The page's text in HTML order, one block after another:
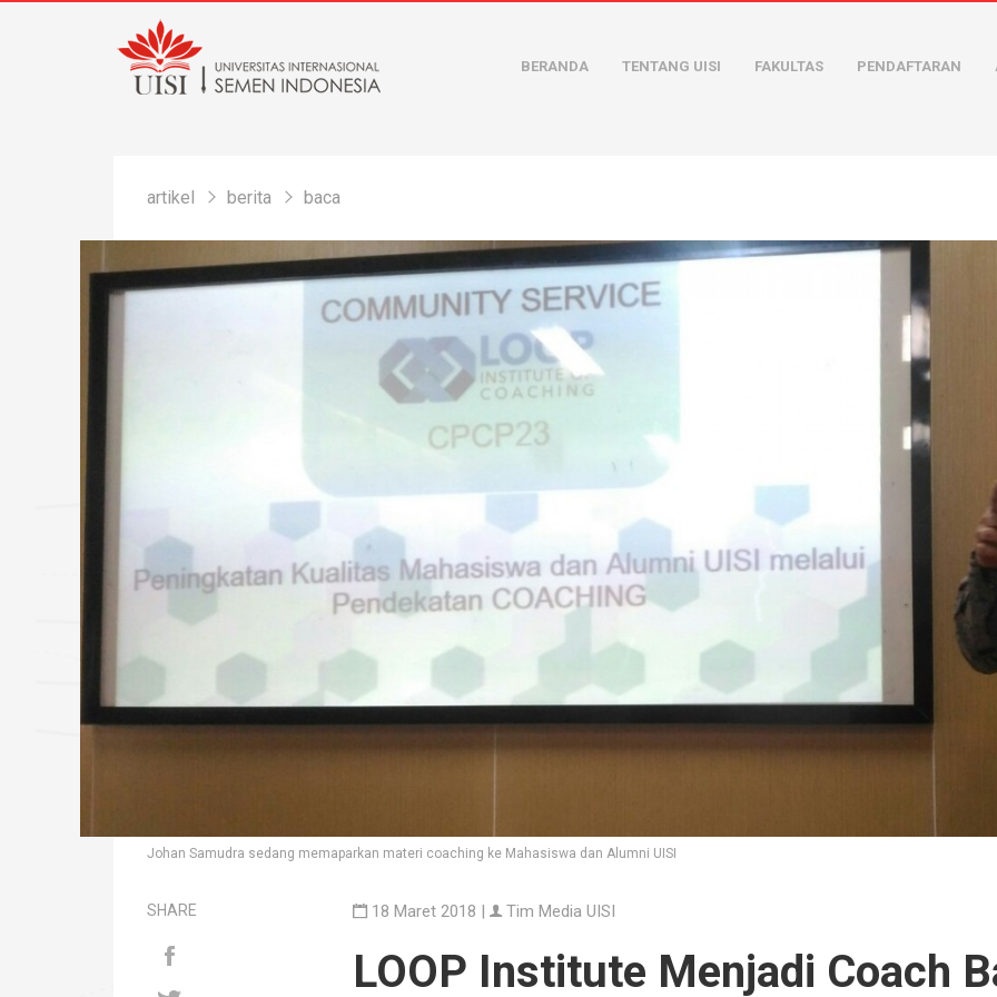
BERANDA TENTANG UISI FAKULTAS PENDAFTARAN
artikel berita baca
Johan Samudra sedang memaparkan materi coaching ke Mahasiswa dan Alumni UISI
SHARE 18 Maret 2018 | Tim Media UISI
LOOP Institute Menjadi Coach